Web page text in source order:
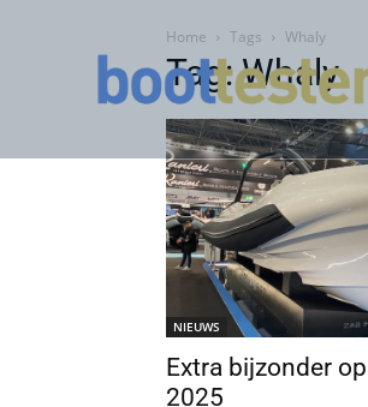
Home Tags Whaly
Tag: Whaly
NIEUWS
Extra bijzonder
2025